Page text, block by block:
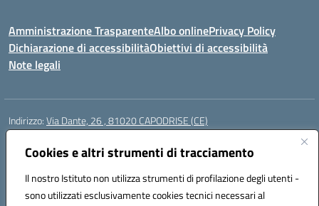
Cookies e altri strumenti di tracciamento
Il nostro Istituto non utilizza strumenti di profilazione degli utenti -
sono utilizzati esclusivamente cookies tecnici necessari al
Amministrazione TrasparenteAlbo onlinePrivacy Policy
Dichiarazione di accessibilitàObiettivi di accessibilità
Note legali
Indirizzo:Via Dante, 26 , 81020 CAPODRISE (CE)
Centralino:
Posta elettronica certificata (PEC):CEIC83000V@pec.istruzione.it
Codice fiscale: 80103200616
Codice meccanografico:CEIC83000V